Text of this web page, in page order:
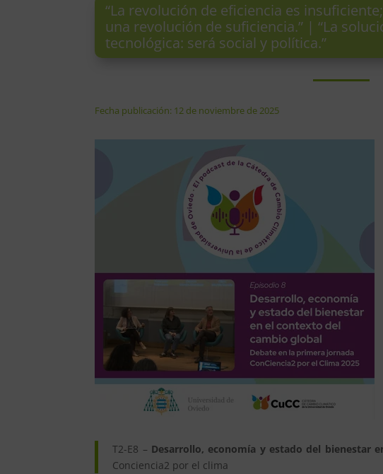
“La revolución de eficiencia es
una revolución de suficiencia.” | “La
tecnológica: será social y política.”
Fecha publicación: 12 de noviembre de 2025
T2-E8 – Desarrollo, economía y estado del bienestar
Conciencia2 por el clima